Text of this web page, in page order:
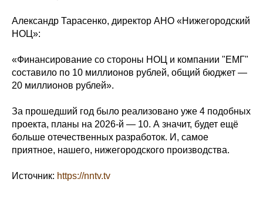
Александр Тарасенко, директор АНО «Нижегородский
НОЦ»:
«Финансирование со стороны НОЦ и компании "ЕМГ"
составило по 10 миллионов рублей, общий бюджет —
20 миллионов рублей».
За прошедший год было реализовано уже 4 подобных
проекта, планы на 2026-й — 10. А значит, будет ещё
больше отечественных разработок. И, самое
приятное, нашего, нижегородского производства.
Источник: https://nntv.tv